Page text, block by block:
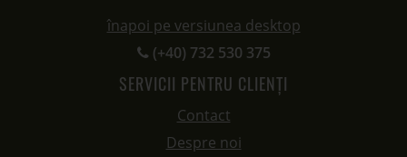
înapoi pe versiunea desktop
(+40) 732 530 375
SERVICII PENTRU CLIENȚI
Contact
Despre noi